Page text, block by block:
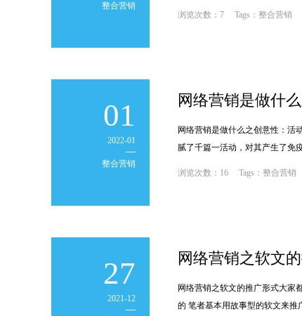
整合营销
浏览次数：7 Tags：整合营销
01
2022-01
整合营销
网络营销是做什
网络营销是做什么之创意性：
腻了千篇一活动，对其产生了
浏览次数：16 Tags：整合营销
27
2021-12
网络营销之软文
网络营销之软文的推广形式大
的 笔者基本用故事型的软文来